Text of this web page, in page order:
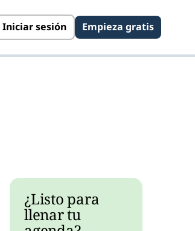
Iniciar sesión Empieza gratis
¿Listo para
llenar tu